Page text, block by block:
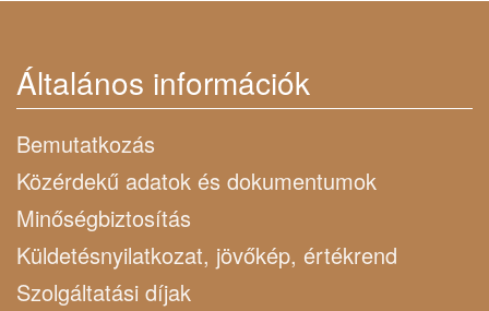
Általános információk
Bemutatkozás
Közérdekű adatok és dokumentumok
Minőségbiztosítás
Küldetésnyilatkozat, jövőkép, értékrend
Szolgáltatási díjak